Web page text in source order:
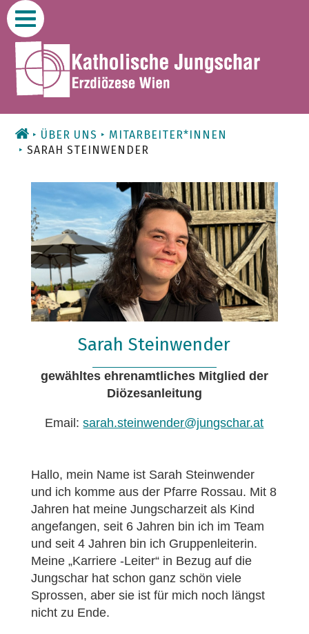
Zum
Inhalt
ÜBER UNS
MITARBEITER*INNEN
SARAH STEINWENDER
Sarah Steinwender
gewähltes ehrenamtliches Mitglied der
Diözesanleitung
Email:sarah.steinwender@jungschar.at
Hallo, mein Name ist Sarah Steinwender
und ich komme aus der Pfarre Rossau. Mit 8
Jahren hat meine Jungscharzeit als Kind
angefangen, seit 6 Jahren bin ich im Team
und seit 4 Jahren bin ich Gruppenleiterin.
Meine „Karriere -Leiter“ in Bezug auf die
Jungschar hat schon ganz schön viele
Sprossen, aber sie ist für mich noch längst
nicht zu Ende.